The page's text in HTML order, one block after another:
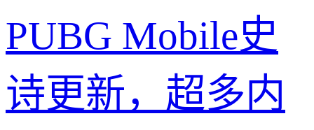
PUBG Mobile史
诗更新，超多内